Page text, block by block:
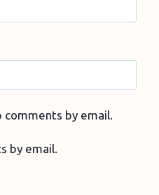
by email.
by email.